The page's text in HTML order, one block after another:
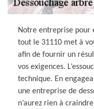
Notre entreprise pour
tout le 31110 met à
afin de fournir un
vos exigences.
technique. En
une entreprise de
n’aurez rien à